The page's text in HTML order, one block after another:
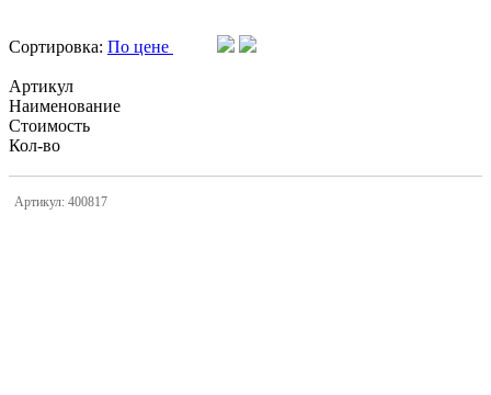
Сортировка: По цене
Артикул
Наименование
Стоимость
Кол-во
Артикул: 400817